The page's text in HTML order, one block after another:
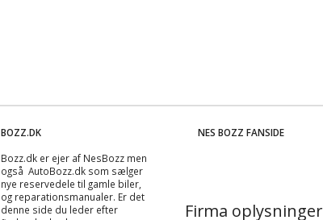
BOZZ.DK
Bozz.dk er ejer af NesBozz men
også AutoBozz.dk som sælger
nye reservedele til gamle biler,
og reparationsmanualer. Er det
denne side du leder efter
NES BOZZ FANSIDE
Firma oplysninger